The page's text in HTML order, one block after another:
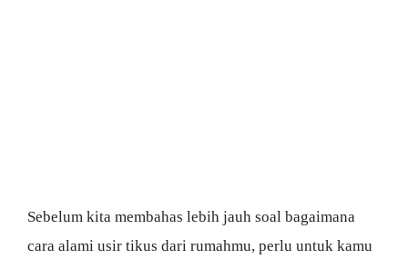
Sebelum kita membahas lebih jauh soal bagaimana
cara alami usir tikus dari rumahmu, perlu untuk kamu